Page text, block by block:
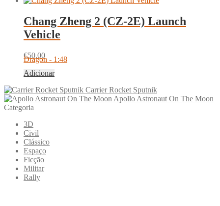
Chang Zheng 2 (CZ-2E) Launch
Vehicle
€50.00
Dragon - 1:48
Adicionar
Carrier Rocket Sputnik
Apollo Astronaut On The Moon
Categoria
3D
Civil
Clássico
Espaço
Ficção
Militar
Rally